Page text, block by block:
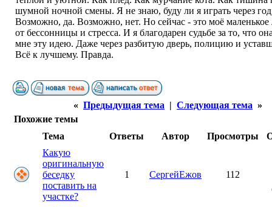
шумной ночной смены. Я не знаю, буду ли я играть через
Возможно, да. Возможно, нет. Но сейчас - это моё маленькое
от бессонницы и стресса. И я благодарен судьбе за то, что
мне эту идею. Даже через разбитую дверь, полицию и
Всё к лучшему. Правда.
« Предыдущая тема | Следующая тема »
Похожие темы
Тема
Ответы Автор Просмотры
Какую
оригинальную
беседку
поставить на
участке?
1 СергейЕжов
112